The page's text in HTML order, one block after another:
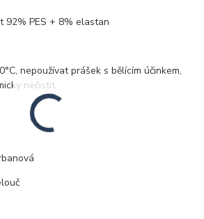
92% PES + 8% elastan
nepoužívat prášek s bělícím účinkem,
nečistit.